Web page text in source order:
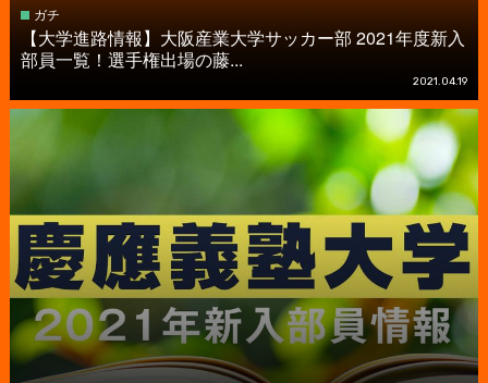
ガチ
【大学進路情報】大阪産業大学サッカー部 2021年度新入
部員一覧！選手権出場の藤...
2021.04.19